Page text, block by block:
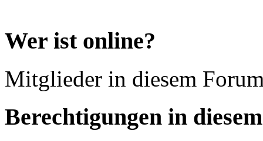
Wer ist online?
Mitglieder in diesem
Berechtigungen in